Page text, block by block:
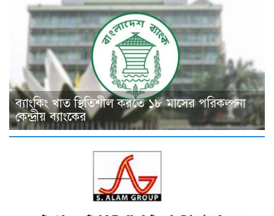
ব্যাংকিং খাত স্থিতিশীল করতে ১৮ মাসের পরিকল্পনা
কেন্দ্রীয় ব্যাংকের